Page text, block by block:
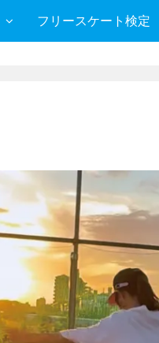
フリースケート検定